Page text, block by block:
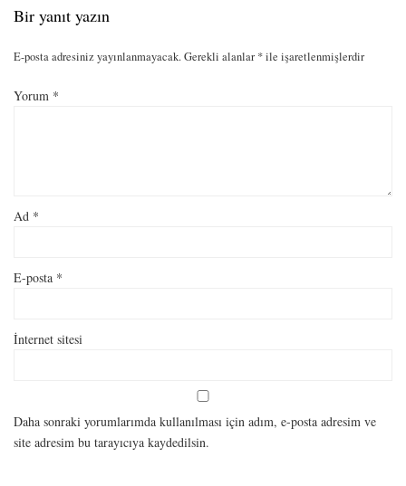
Bir yanıt yazın
E-posta adresiniz yayınlanmayacak.Gerekli alanlar *ile işaretlenmişlerdir
Yorum *
Ad *
E-posta *
İnternet sitesi
Daha sonraki yorumlarımda kullanılması için adım, e-posta adresim ve
site adresim bu tarayıcıya kaydedilsin.